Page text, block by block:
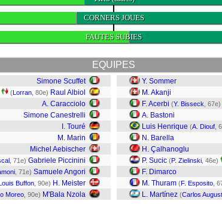
CORNERS JOUES
FAUTES SUBIES
EQUIPES
Simone Scuffet
(Lorran , 80e) Raul Albiol
A. Caracciolo
Simone Canestrelli
I. Touré
M. Marin
Michel Aebischer
, 71e) Gabriele Piccinini
, 71e) Samuele Angori
Buffon , 90e) H. Meister
Moreo , 90e) M'Bala Nzola
Y. Sommer
M. Akanji
F. Acerbi (Y. Bisseck , 67e)
A. Bastoni
Luis Henrique (A. Diouf ,
N. Barella
H. Çalhanoglu
P. Sucic (P. Zielinski , 46e)
F. Dimarco
M. Thuram (F. Esposito ,
L. Martínez (Carlos